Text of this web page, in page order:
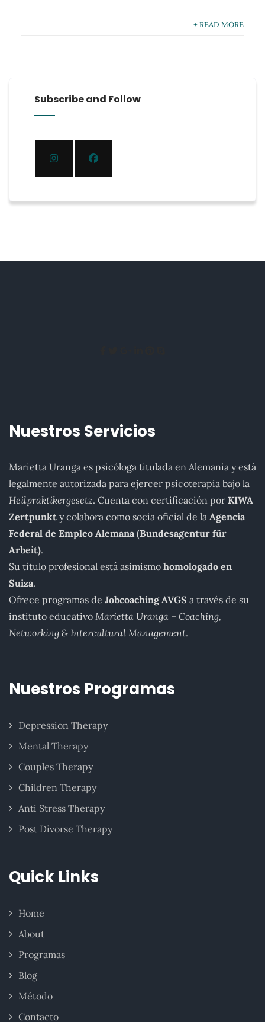
+ READ MORE
Subscribe and Follow
Nuestros Servicios
Marietta Uranga es psicóloga titulada en Alemania y está
legalmente autorizada para ejercer psicoterapia bajo la
Heilpraktikergesetz. Cuenta con certificación por KIWA
Zertpunkt y colabora como socia oficial de la Agencia
Federal de Empleo Alemana (Bundesagentur für
Arbeit).
Su título profesional está asimismo homologado en
Suiza.
Ofrece programas de Jobcoaching AVGS a través de su
instituto educativo Marietta Uranga – Coaching,
Networking & Intercultural Management.
Nuestros Programas
Depression Therapy
Mental Therapy
Couples Therapy
Children Therapy
Anti Stress Therapy
Post Divorse Therapy
Quick Links
Home
About
Programas
Blog
Método
Contacto